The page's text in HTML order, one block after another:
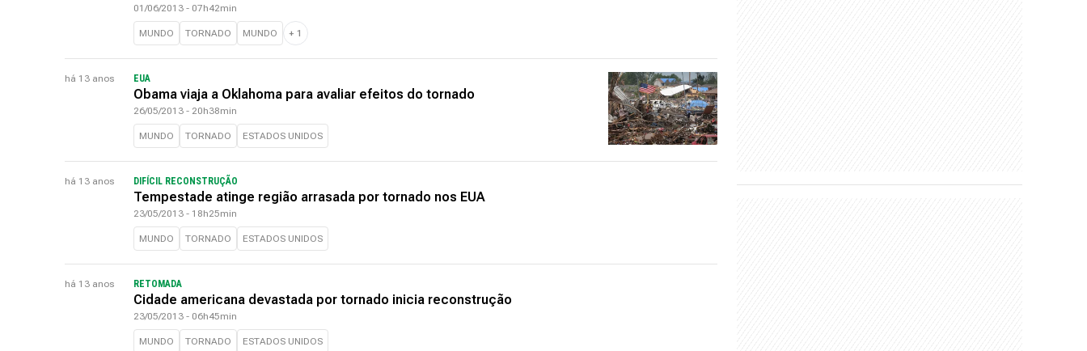
01/06/2013 - 07h42min
MUNDO TORNADO MUNDO + 1
há 13 anos EUA
Obama viaja a Oklahoma para avaliar efeitos do tornado
26/05/2013 - 20h38min
MUNDO TORNADO ESTADOS UNIDOS
há 13 anos DIFÍCIL RECONSTRUÇÃO
Tempestade atinge região arrasada por tornado nos EUA
23/05/2013 - 18h25min
MUNDO TORNADO ESTADOS UNIDOS
há 13 anos RETOMADA
Cidade americana devastada por tornado inicia reconstrução
23/05/2013 - 06h45min
MUNDO TORNADO ESTADOS UNIDOS